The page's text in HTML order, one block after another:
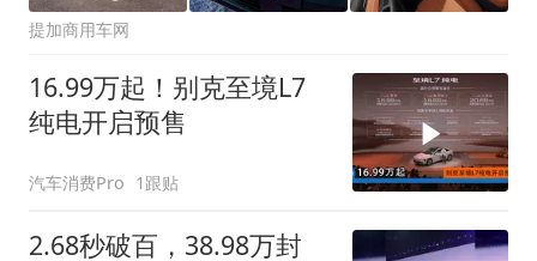
提加商用车网
16.99万起！别克至境L7
纯电开启预售
汽车消费Pro 1跟贴
2.68秒破百，38.98万封